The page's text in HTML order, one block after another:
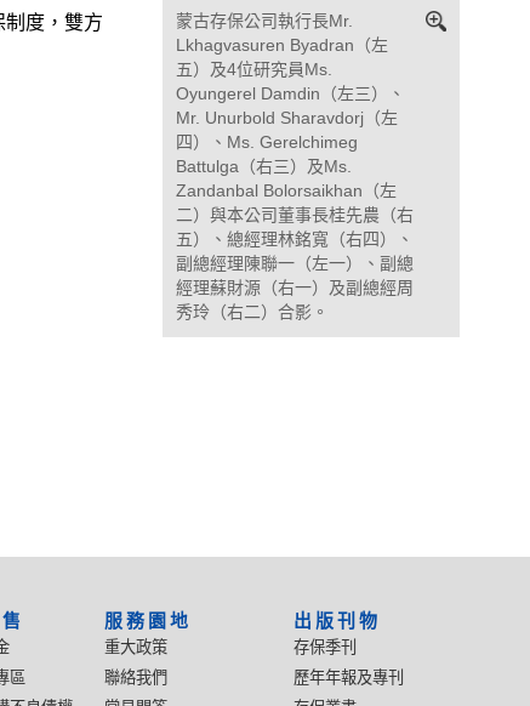
蒙古存保公司執行長Mr.
Lkhagvasuren Byadran（左
五）及4位研究員Ms.
Oyungerel Damdin（左三）、
Mr. Unurbold Sharavdorj（左
四）、Ms. Gerelchimeg
Battulga（右三）及Ms.
Zandanbal Bolorsaikhan（左
二）與本公司董事長桂先農（右
五）、總經理林銘寬（右四）、
副總經理陳聯一（左一）、副總
經理蘇財源（右一）及副總經周
秀玲（右二）合影。
度，雙方
區
服務園地
重大政策
聯絡我們
出版刊物
存保季刊
歷年年報及專刊